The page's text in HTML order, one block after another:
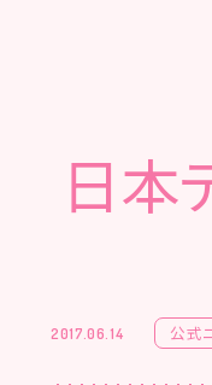
日本
2017.06.14 公式